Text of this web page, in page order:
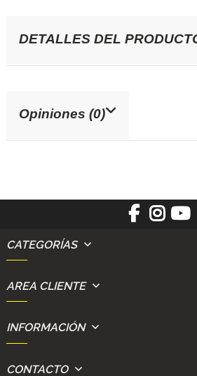
DETALLES DEL
Opiniones (0)
CATEGORÍAS
AREA CLIENTE
INFORMACIÓN
CONTACTO